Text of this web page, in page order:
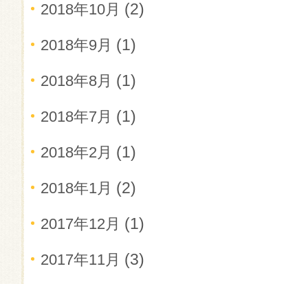
2018年10月 (2)
2018年9月 (1)
2018年8月 (1)
2018年7月 (1)
2018年2月 (1)
2018年1月 (2)
2017年12月 (1)
2017年11月 (3)